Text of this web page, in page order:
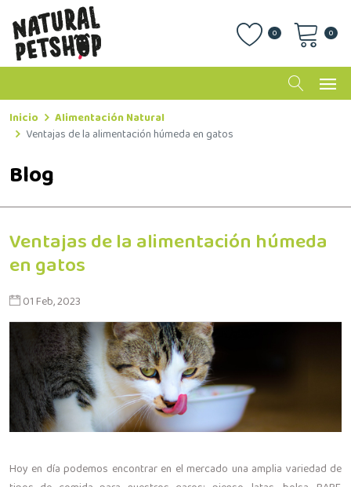
0 0
Inicio
Alimentación Natural
Ventajas de la alimentación húmeda en gatos
Blog
Ventajas de la alimentación húmeda
en gatos
01 Feb, 2023
Hoy en día podemos encontrar en el mercado una amplia variedad de